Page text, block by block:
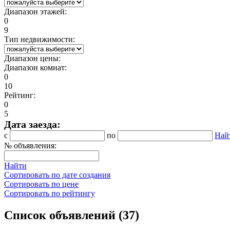
Диапазон этажей:
0
9
Тип недвижимости:
Диапазон цены:
Диапазон комнат:
0
10
Рейтинг:
0
5
Дата заезда:
с по
№ объявления:
Найти
Сортировать по дате создания
Сортировать по цене
Сортировать по рейтингу
Список объявлений (37)